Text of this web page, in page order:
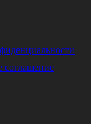
соглашение